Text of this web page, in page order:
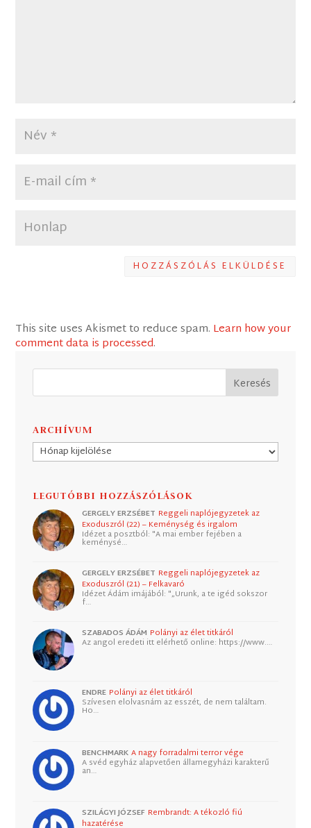
HOZZÁSZÓLÁS ELKÜLDÉSE
This site uses Akismet to reduce spam. Learn how your
comment data is processed.
ARCHÍVUM
Archívum
LEGUTÓBBI HOZZÁSZÓLÁSOK
GERGELY ERZSÉBET Reggeli naplójegyzetek az
Exoduszról (22) – Keménység és irgalom
Idézet a posztból: "A mai ember fejében a
keménysé…
GERGELY ERZSÉBET Reggeli naplójegyzetek az
Exoduszról (21) – Felkavaró
Idézet Ádám imájából: "„Urunk, a te igéd sokszor
f…
SZABADOS ÁDÁM Polányi az élet titkáról
Az angol eredeti itt elérhető online: https://www.…
ENDRE Polányi az élet titkáról
Szívesen elolvasnám az esszét, de nem találtam.
Ho…
BENCHMARK A nagy forradalmi terror vége
A svéd egyház alapvetően államegyházi karakterű
an…
SZILÁGYI JÓZSEF Rembrandt: A tékozló fiú
hazatérése